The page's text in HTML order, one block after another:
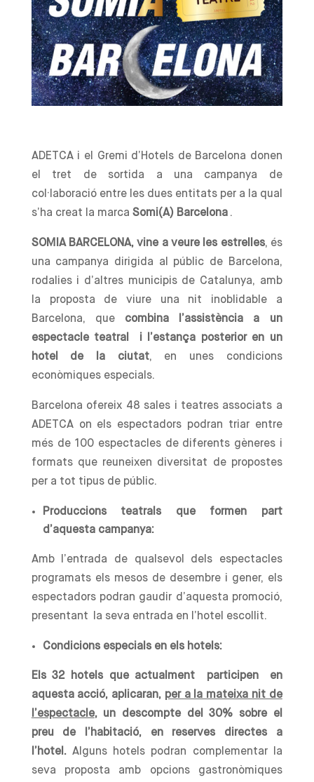
ADETCA i el Gremi d’Hotels de Barcelona donen
el tret de sortida a una campanya de
col·laboració entre les dues entitats per a la qual
s’ha creat la marca Somi(A) Barcelona.
SOMIA BARCELONA, vine a veure les estrelles, és
una campanya dirigida al públic de Barcelona,
rodalies i d’altres municipis de Catalunya, amb
la proposta de viure una nit inoblidable a
Barcelona, que combina l’assistència a un
espectacle teatral i l’estança posterior en un
hotel de la ciutat, en unes condicions
econòmiques especials.
Barcelona ofereix 48 sales i teatres associats a
ADETCA on els espectadors podran triar entre
més de 100 espectacles de diferents gèneres i
formats que reuneixen diversitat de propostes
per a tot tipus de públic.
Produccions teatrals que formen part
d’aquesta campanya:
Amb l’entrada de qualsevol dels espectacles
programats els mesos de desembre i gener, els
espectadors podran gaudir d’aquesta promoció,
presentant la seva entrada en l’hotel escollit.
Condicions especials en els hotels:
Els 32 hotels que actualment participen en
aquesta acció, aplicaran, per a la mateixa nit de
l’espectacle, un descompte del 30% sobre el
preu de l’habitació, en reserves directes a
l’hotel.Alguns hotels podran complementar la
seva proposta amb opcions gastronòmiques